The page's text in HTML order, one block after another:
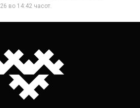
во 14:42 часот.